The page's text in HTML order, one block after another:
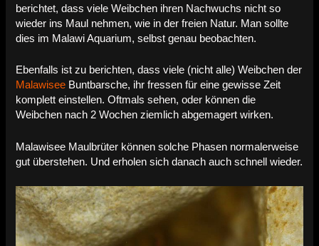
berichtet, dass viele Weibchen ihren Nachwuchs nicht so
wieder ins Maul nehmen, wie in der freien Natur. Man sollte
dies im Malawi Aquarium, selbst genau beobachten.
Ebenfalls ist zu berichten, dass viele (nicht alle) Weibchen der
Malawisee Buntbarsche, ihr fressen für eine gewisse Zeit
komplett einstellen. Oftmals sehen, oder können die
Weibchen nach 2 Wochen ziemlich abgemagert wirken.
Malawisee Maulbrüter können solche Phasen normalerweise
gut überstehen. Und erholen sich danach auch schnell wieder.